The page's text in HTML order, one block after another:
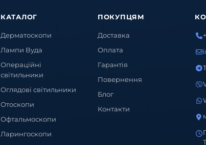
КАТАЛОГ
Дерматоскопи
Лампи Вуда
Операційні
світильники
Оглядові світильники
Отоскопи
Офтальмоскопи
Ларингоскопи
ПОКУПЦЯМ
Доставка
Оплата
Гарантія
Повернення
Блог
Контакти